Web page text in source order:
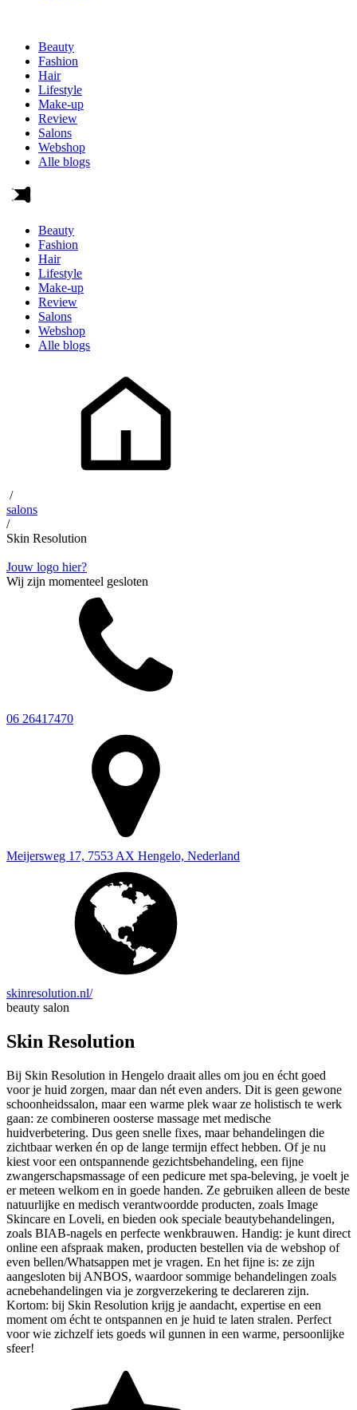
Beauty
Fashion
Hair
Lifestyle
Make-up
Review
Salons
Webshop
Alle blogs
Beauty
Fashion
Hair
Lifestyle
Make-up
Review
Salons
Webshop
Alle blogs
/
salons
/
Skin Resolution
Jouw logo hier?
Wij zijn momenteel gesloten
06 26417470
Meijersweg 17, 7553 AX Hengelo, Nederland
skinresolution.nl/
beauty salon
Skin Resolution
Bij Skin Resolution in Hengelo draait alles om jou en écht goed
voor je huid zorgen, maar dan nét even anders. Dit is geen gewone
schoonheidssalon, maar een warme plek waar ze holistisch te werk
gaan: ze combineren oosterse massage met medische
huidverbetering. Dus geen snelle fixes, maar behandelingen die
zichtbaar werken én op de lange termijn effect hebben. Of je nu
kiest voor een ontspannende gezichtsbehandeling, een fijne
zwangerschapsmassage of een pedicure met spa-beleving, je voelt je
er meteen welkom en in goede handen. Ze gebruiken alleen de beste
natuurlijke en medisch verantwoordde producten, zoals Image
Skincare en Loveli, en bieden ook speciale beautybehandelingen,
zoals BIAB-nagels en perfecte wenkbrauwen. Handig: je kunt direct
online een afspraak maken, producten bestellen via de webshop of
even bellen/Whatsappen met je vragen. En het fijne is: ze zijn
aangesloten bij ANBOS, waardoor sommige behandelingen zoals
acnebehandelingen via je zorgverzekering te declareren zijn.
Kortom: bij Skin Resolution krijg je aandacht, expertise en een
moment om écht te ontspannen en je huid te laten stralen. Perfect
voor wie zichzelf iets goeds wil gunnen in een warme, persoonlijke
sfeer!